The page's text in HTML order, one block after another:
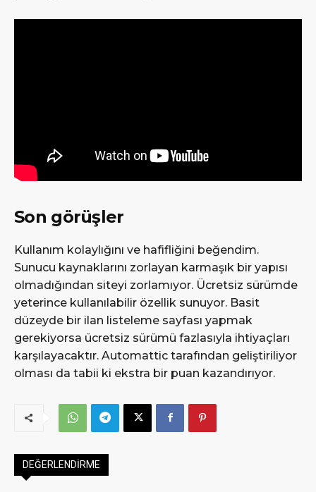
Son görüşler
Kullanım kolaylığını ve hafifliğini beğendim.
Sunucu kaynaklarını zorlayan karmaşık bir yapısı
olmadığından siteyi zorlamıyor. Ücretsiz sürümde
yeterince kullanılabilir özellik sunuyor. Basit
düzeyde bir ilan listeleme sayfası yapmak
gerekiyorsa ücretsiz sürümü fazlasıyla ihtiyaçları
karşılayacaktır. Automattic tarafından geliştiriliyor
olması da tabii ki ekstra bir puan kazandırıyor.
DEĞERLENDİRME